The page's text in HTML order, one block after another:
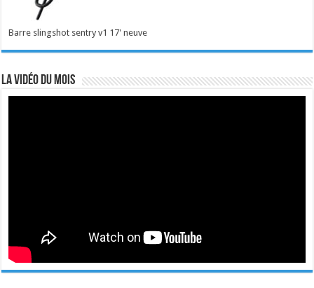
Barre slingshot sentry v1 17' neuve
La vidéo du mois